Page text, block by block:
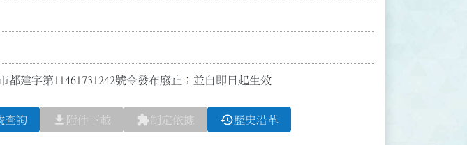
都建字第11461731242號令發布廢止；並自即日起生效
查詢 file_download 附件下載 extension制定依據 history歷史沿革